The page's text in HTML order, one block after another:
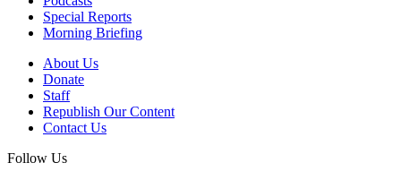
Special Reports
Morning Briefing
About Us
Donate
Staff
Republish Our Content
Contact Us
Follow Us